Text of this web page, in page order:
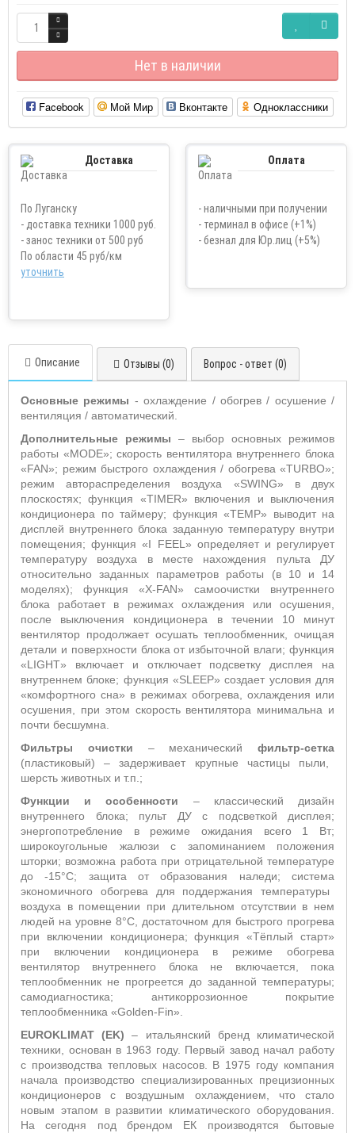
Нет в наличии
Facebook Мой Мир Вконтакте Одноклассники
Доставка
По Луганску
- доставка техники 1000 руб.
- занос техники от 500 руб
По области 45 руб/км
уточнить
Оплата
- наличными при получении
- терминал в офисе (+1%)
- безнал для Юр.лиц (+5%)
Описание Отзывы (0) Вопрос - ответ (0)
Основные режимы - охлаждение / обогрев / осушение /
вентиляция / автоматический.
Дополнительные режимы – выбор основных режимов
работы «MODE»;скорость вентилятора внутреннего блока
«FAN»; режим быстрого охлаждения / обогрева «TURBO»;
режим автораспределения воздуха «SWING» в двух
плоскостях;функция «TIMER» включения и выключения
кондиционера по таймеру; функция «TEMP» выводит на
дисплей внутреннего блока заданную температуру внутри
помещения; функция «I FEEL» определяет и регулирует
температуру воздуха в месте нахождения пульта ДУ
относительно заданных параметров работы (в 10 и 14
моделях); функция «X-FAN» самоочистки внутреннего
блока работает в режимах охлаждения или осушения,
после выключения кондиционера в течении 10 минут
вентилятор продолжает осушать теплообменник, очищая
детали и поверхности блока от избыточной влаги; функция
«LIGHT» включает и отключает подсветку дисплея на
внутреннем блоке; функция «SLEEP» создает условия для
«комфортного сна» в режимах обогрева, охлаждения или
осушения, при этом скорость вентилятора минимальна и
почти бесшумна.
Фильтры очистки – механический фильтр-сетка
(пластиковый) – задерживает крупные частицы пыли,
шерсть животных и т.п.;
Функции и особенности – классический дизайн
внутреннего блока; пульт ДУ с подсветкой дисплея;
энергопотребление в режиме ожидания всего 1 Вт;
широкоугольные жалюзи с запоминанием положения
шторки; возможна работа при отрицательной температуре
до -15°С; защита от образования наледи; система
экономичного обогрева для поддержания температуры
воздуха в помещении при длительном отсутствии в нем
людей на уровне 8°С, достаточном для быстрого прогрева
при включении кондиционера; функция «Тёплый старт»
при включении кондиционера в режиме обогрева
вентилятор внутреннего блока не включается, пока
теплообменник не прогреется до заданной температуры;
самодиагностика; антикоррозионное покрытие
теплообменника «Golden-Fin».
EUROKLIMAT (EK) – итальянский бренд климатической
техники, основан в 1963 году. Первый завод начал работу
с производства тепловых насосов. В 1975 году компания
начала производство специализированных прецизионных
кондиционеров с воздушным охлаждением, что стало
новым этапом в развитии климатического оборудования.
На сегодня под брендом ЕК производятся бытовые